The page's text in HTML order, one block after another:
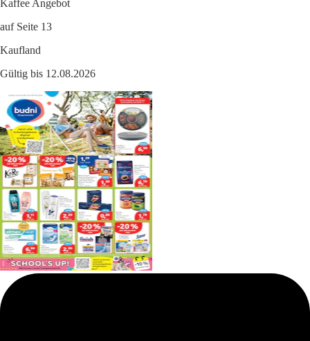
Kaffee Angebot
auf Seite 13
Kaufland
Gültig bis 12.08.2026